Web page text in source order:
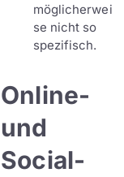
möglicherwei
se nicht so
spezifisch.
Online-
und
Social-